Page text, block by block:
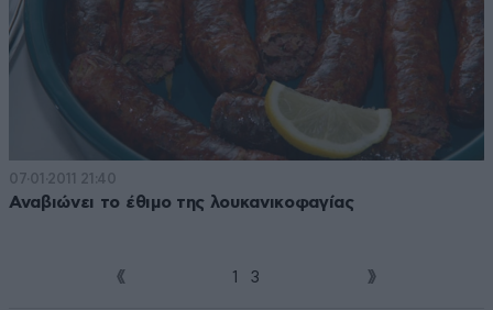
07·01·2011 21:40
Αναβιώνει το έθιμο της λουκανικοφαγίας
1 3